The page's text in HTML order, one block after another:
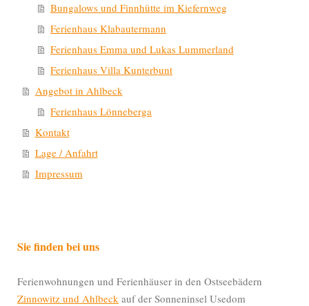
Bungalows und Finnhütte im Kiefernweg
Ferienhaus Klabautermann
Ferienhaus Emma und Lukas Lummerland
Ferienhaus Villa Kunterbunt
Angebot in Ahlbeck
Ferienhaus Lönneberga
Kontakt
Lage / Anfahrt
Impressum
Sie finden bei uns
Ferienwohnungen und Ferienhäuser in den Ostseebädern
Zinnowitz und Ahlbeck auf der Sonneninsel Usedom